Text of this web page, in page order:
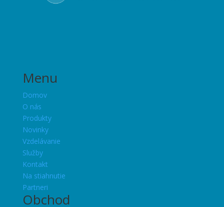
Menu
Domov
O nás
Produkty
Novinky
Vzdelávanie
Služby
Kontakt
Na stiahnutie
Partneri
Obchod